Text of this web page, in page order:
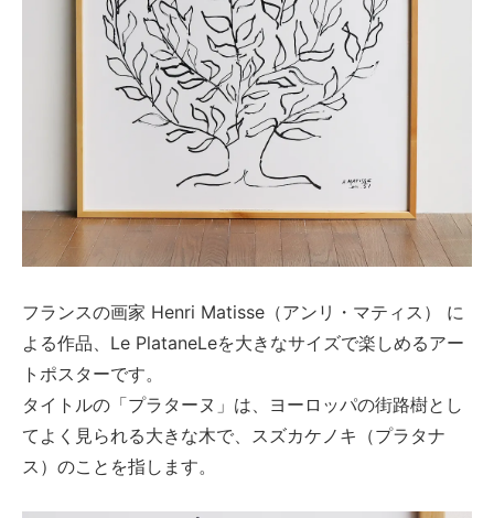
フランスの画家 Henri Matisse（アンリ・マティス） に
よる作品、Le PlataneLeを大きなサイズで楽しめるアー
トポスターです。
タイトルの「プラターヌ」は、ヨーロッパの街路樹とし
てよく見られる大きな木で、スズカケノキ（プラタナ
ス）のことを指します。